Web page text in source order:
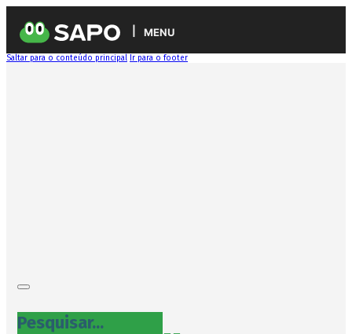
MENU
Saltar para o conteúdo principal Ir para o footer
Pesquisar...